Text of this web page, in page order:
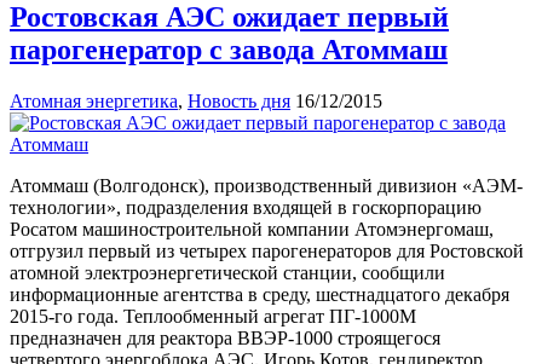
Ростовская АЭС ожидает первый
парогенератор с завода Атоммаш
Атомная энергетика, Новость дня 16/12/2015
Атоммаш (Волгодонск), производственный дивизион «АЭМ-
технологии», подразделения входящей в госкорпорацию
Росатом машиностроительной компании Атомэнергомаш,
отгрузил первый из четырех парогенераторов для Ростовской
атомной электроэнергетической станции, сообщили
информационные агентства в среду, шестнадцатого декабря
2015-го года. Теплообменный агрегат ПГ-1000М
предназначен для реактора ВВЭР-1000 строящегося